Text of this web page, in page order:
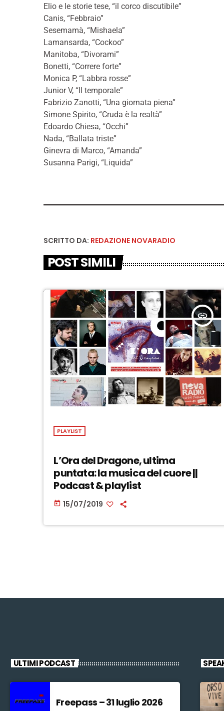
Elio e le storie tese, “il corco discutibile”
Canis, “Febbraio”
Sesemamà, “Mishaela”
Lamansarda, “Cockoo”
Manitoba, “Divorami”
Bonetti, “Correre forte”
Monica P, “Labbra rosse”
Junior V, “Il temporale”
Fabrizio Zanotti, “Una giornata piena”
Simone Spirito, “Cruda è la realtà”
Edoardo Chiesa, “Occhi”
Nada, “Ballata triste”
Ginevra di Marco, “Amanda”
Susanna Parigi, “Liquida”
SCRITTO DA: REDAZIONE NOVARADIO
POST SIMILI
insert_link
PLAYLIST
L’Ora del Dragone, ultima
puntata: la musica del cuore ||
Podcast & playlist
today 15/07/2019
ULTIMI PODCAST
Freepass – 31 luglio 2026